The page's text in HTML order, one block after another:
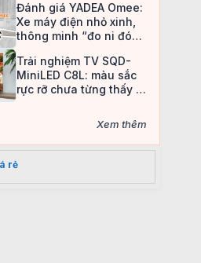
Đánh giá YADEA Omee:
Xe máy điện nhỏ xinh,
thông minh “đo ni đóng
Trải nghiệm TV SQD-
MiniLED C8L: màu sắc
rực rỡ chưa từng thấy ở
Xem thêm
rẻ